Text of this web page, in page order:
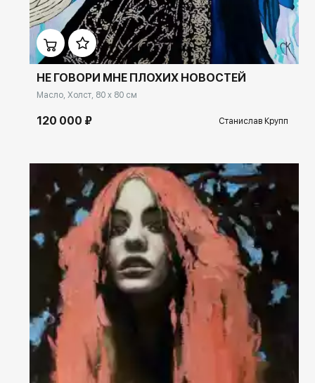
Домен: ekb.rakovgallery.ru
НЕ ГОВОРИ МНЕ ПЛОХИХ НОВОСТЕЙ
Масло, Холст, 80 x 80 см
120 000 ₽ Станислав Крупп